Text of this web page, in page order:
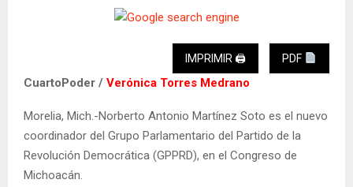
IMPRIMIR 🖨 PDF
CuartoPoder / Verónica Torres Medrano
Morelia, Mich.-Norberto Antonio Martínez Soto es el nuevo
coordinador del Grupo Parlamentario del Partido de la
Revolución Democrática (GPPRD), en el Congreso de
Michoacán.